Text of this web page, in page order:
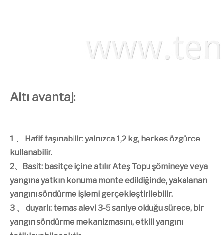
Altı avantaj:
1 、 Hafif taşınabilir: yalnızca 1,2 kg, herkes özgürce
kullanabilir.
2、Basit: basitçe içine atılırAteş Topuşömineye veya
yangına yatkın konuma monte edildiğinde, yakalanan
yangını söndürme işlemi gerçekleştirilebilir.
3 、 duyarlı: temas alevi 3-5 saniye olduğu sürece, bir
yangın söndürme mekanizmasını, etkili yangını